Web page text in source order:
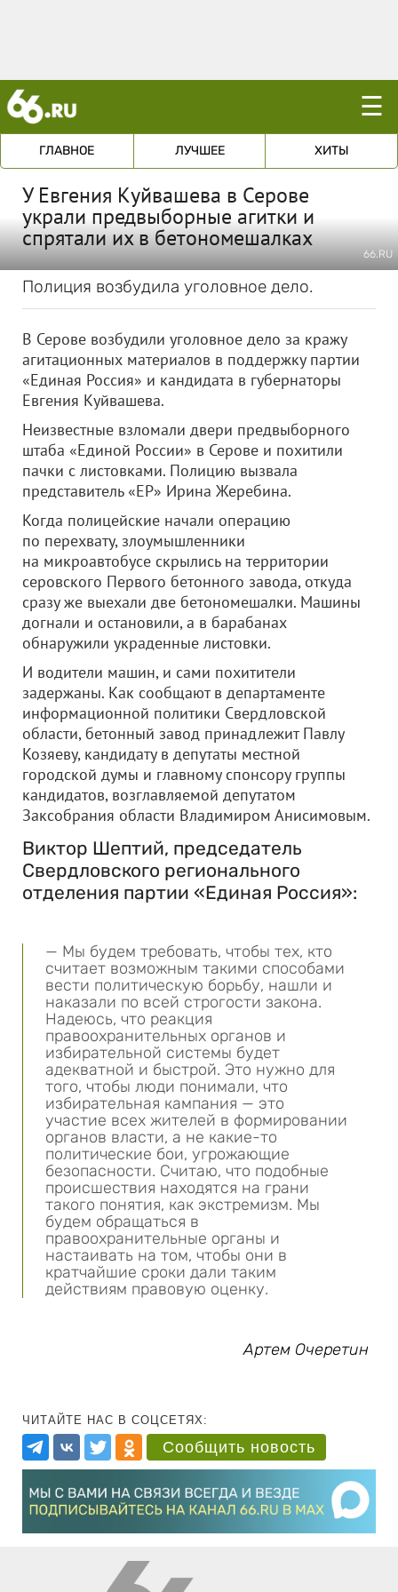
☰
ГЛАВНОЕ ЛУЧШЕЕ ХИТЫ
У Евгения Куйвашева в Серове
украли предвыборные агитки и
спрятали их в бетономешалках
66.RU
Полиция возбудила уголовное дело.
В Серове возбудили уголовное дело за кражу
агитационных материалов в поддержку партии
«Единая Россия» и кандидата в губернаторы
Евгения Куйвашева.
Неизвестные взломали двери предвыборного
штаба «Единой России» в Серове и похитили
пачки с листовками. Полицию вызвала
представитель «ЕР» Ирина Жеребина.
Когда полицейские начали операцию
по перехвату, злоумышленники
на микроавтобусе скрылись на территории
серовского Первого бетонного завода, откуда
сразу же выехали две бетономешалки. Машины
догнали и остановили, а в барабанах
обнаружили украденные листовки.
И водители машин, и сами похитители
задержаны. Как сообщают в департаменте
информационной политики Свердловской
области, бетонный завод принадлежит Павлу
Козяеву, кандидату в депутаты местной
городской думы и главному спонсору группы
кандидатов, возглавляемой депутатом
Заксобрания области Владимиром Анисимовым.
Виктор Шептий, председатель
Свердловского регионального
отделения партии «Единая Россия»:
— Мы будем требовать, чтобы тех, кто
считает возможным такими способами
вести политическую борьбу, нашли и
наказали по всей строгости закона.
Надеюсь, что реакция
правоохранительных органов и
избирательной системы будет
адекватной и быстрой. Это нужно для
того, чтобы люди понимали, что
избирательная кампания — это
участие всех жителей в формировании
органов власти, а не какие-то
политические бои, угрожающие
безопасности. Считаю, что подобные
происшествия находятся на грани
такого понятия, как экстремизм. Мы
будем обращаться в
правоохранительные органы и
настаивать на том, чтобы они в
кратчайшие сроки дали таким
действиям правовую оценку.
Артем Очеретин
ЧИТАЙТЕ НАС В СОЦСЕТЯХ:
Сообщить новость